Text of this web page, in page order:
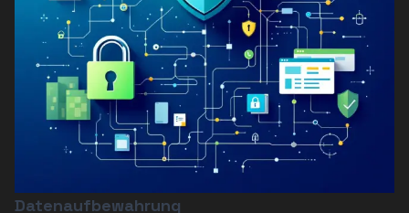
Datenaufbewahrung